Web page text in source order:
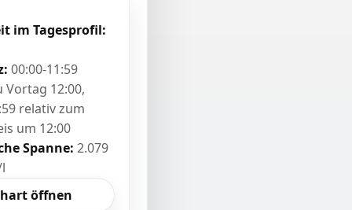
im Tagesprofil:
00:00-11:59
Vortag 12:00,
relativ zum
um 12:00
Spanne: 2.079
öffnen